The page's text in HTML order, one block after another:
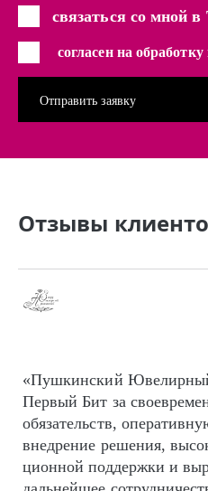
связаться со мной в
согласен на
Отзывы
«Пушкинский Ювелирный
Первый Бит за
обязательств,
внедрение решения,
цион­ной поддержки и